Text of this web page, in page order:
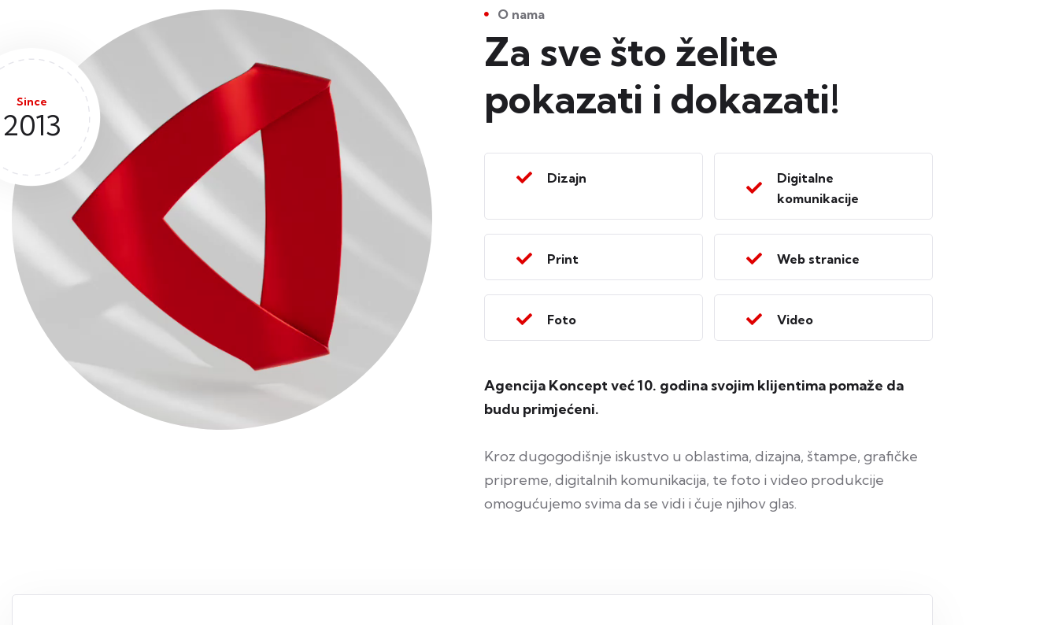
Since
2013
O nama
Za sve što želite
pokazati i dokazati!
Dizajn
Digitalne
komunikacije
Print Web stranice
Foto Video
Agencija Koncept već 10. godina svojim klijentima pomaže da
budu primjećeni.
Kroz dugogodišnje iskustvo u oblastima, dizajna, štampe, grafičke
pripreme, digitalnih komunikacija, te foto i video produkcije
omogućujemo svima da se vidi i čuje njihov glas.